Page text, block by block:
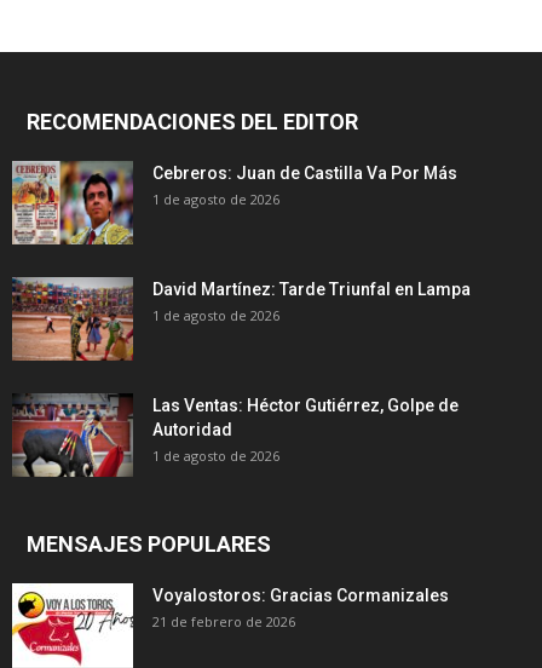
RECOMENDACIONES DEL EDITOR
Cebreros: Juan de Castilla Va Por Más
1 de agosto de 2026
David Martínez: Tarde Triunfal en Lampa
1 de agosto de 2026
Las Ventas: Héctor Gutiérrez, Golpe de
Autoridad
1 de agosto de 2026
MENSAJES POPULARES
Voyalostoros: Gracias Cormanizales
21 de febrero de 2026